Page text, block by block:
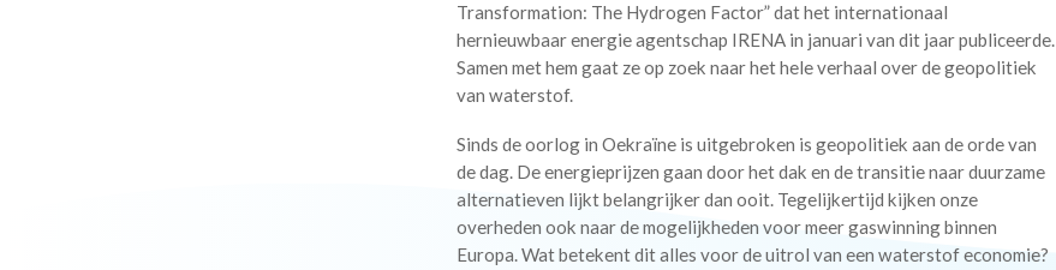
Transformation: The Hydrogen Factor” dat het internationaal
hernieuwbaar energie agentschap IRENA in januari van dit jaar publiceerde.
Samen met hem gaat ze op zoek naar het hele verhaal over de geopolitiek
van waterstof.
Sinds de oorlog in Oekraïne is uitgebroken is geopolitiek aan de orde van
de dag. De energieprijzen gaan door het dak en de transitie naar duurzame
alternatieven lijkt belangrijker dan ooit. Tegelijkertijd kijken onze
overheden ook naar de mogelijkheden voor meer gaswinning binnen
Europa. Wat betekent dit alles voor de uitrol van een waterstof economie?